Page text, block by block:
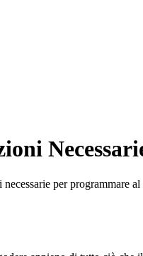
per programmare